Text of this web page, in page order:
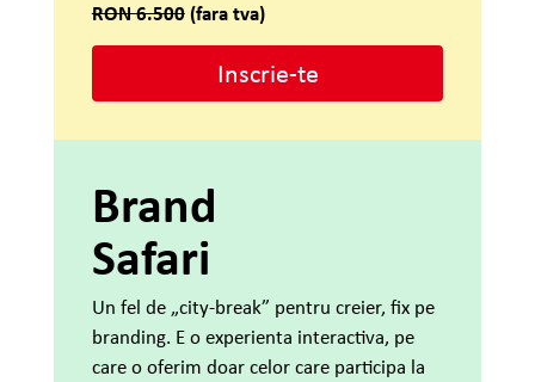
RON 6.500(fara tva)
Inscrie-te
Brand
Safari
Un fel de „city-break” pentru creier, fix pe
branding. E o experienta interactiva, pe
care o oferim doar celor care participa la